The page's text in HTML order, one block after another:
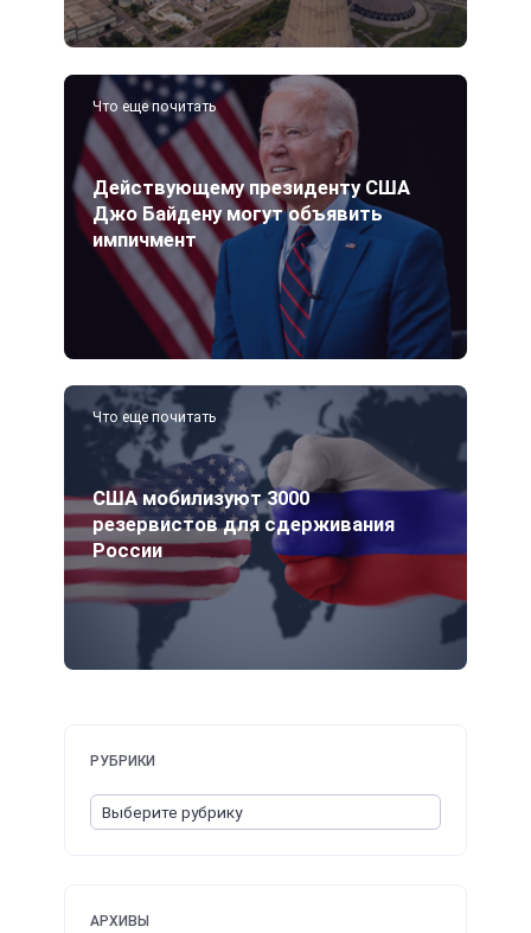
Что еще почитать
Действующему президенту США
Джо Байдену могут объявить
импичмент
Что еще почитать
США мобилизуют 3000
резервистов для сдерживания
России
РУБРИКИ
АРХИВЫ